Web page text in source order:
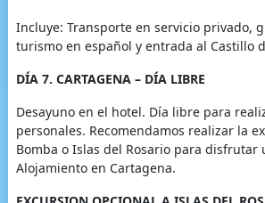
Incluye: Transporte en servicio privado,
turismo en español y entrada al Castillo
DÍA 7. CARTAGENA – DÍA LIBRE
Desayuno en el hotel. Día libre para
personales. Recomendamos realizar la
Bomba o Islas del Rosario para disfrutar
Alojamiento en Cartagena.